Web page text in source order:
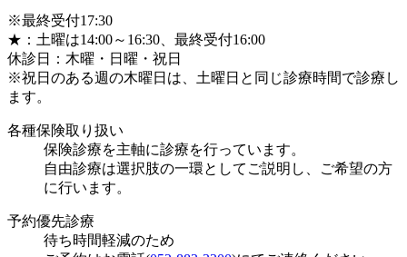
※最終受付17:30
★：土曜は14:00～16:30、最終受付16:00
休診日：木曜・日曜・祝日
※祝日のある週の木曜日は、土曜日と同じ診療時間で診療し
ます。
各種保険取り扱い
保険診療を主軸に診療を行っています。
自由診療は選択肢の一環としてご説明し、ご希望の方
に行います。
予約優先診療
待ち時間軽減のため